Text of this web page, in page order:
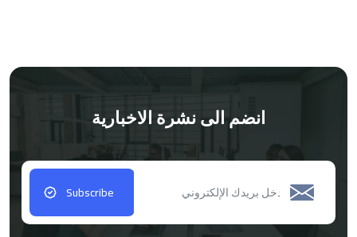
انضم الى نشرة الاخبارية
Subscribe